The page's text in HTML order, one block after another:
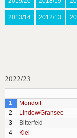
2013/14 2012/13
2022/23
1
Mondorf
2
Lindow/Gransee
3
Bitterfeld
4
Kiel